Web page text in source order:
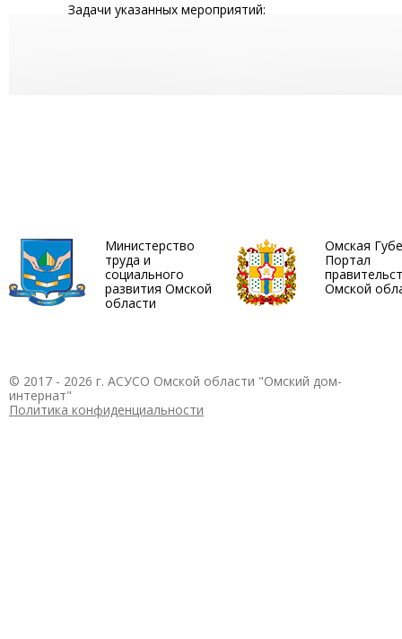
Задачи указанных мероприятий:
Министерство
труда и
социального
развития Омской
области
Омская
Портал
Омской
© 2017 - 2026 г. АСУСО Омской области "Омский дом-
интернат"
Политика конфиденциальности